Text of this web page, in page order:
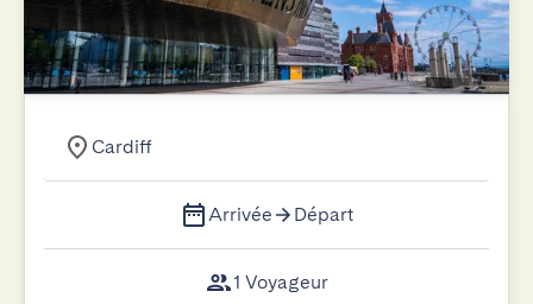
Cardiff
Arrivée Départ
1 Voyageur